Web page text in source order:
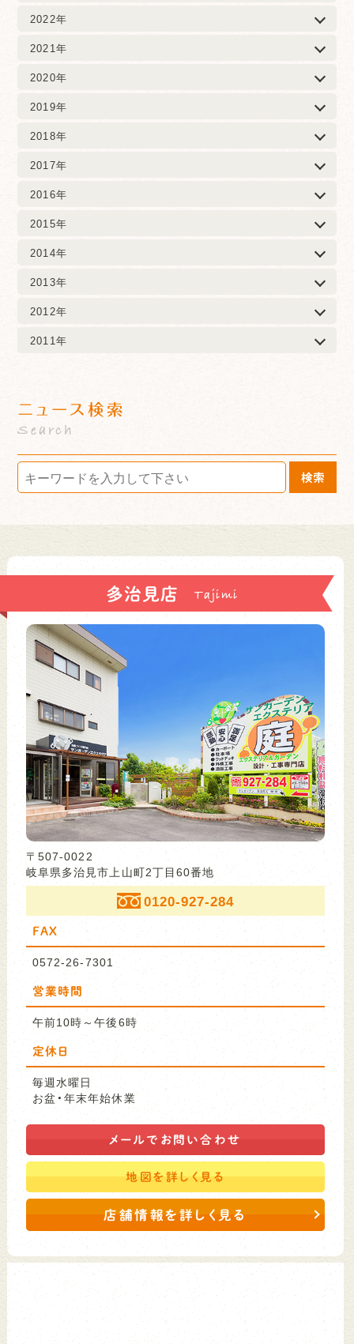
2022年
2021年
2020年
2019年
2018年
2017年
2016年
2015年
2014年
2013年
2012年
2011年
ニュース検索
Search
検索
多治見店
〒507-0022
岐阜県多治見市上山町2丁目60番地
0120-927-284
FAX
0572-26-7301
営業時間
午前10時～午後6時
定休日
毎週水曜日
お盆・年末年始休業
メールで お問い合わせ
地図を詳しく見る
店舗情報を詳しく見る